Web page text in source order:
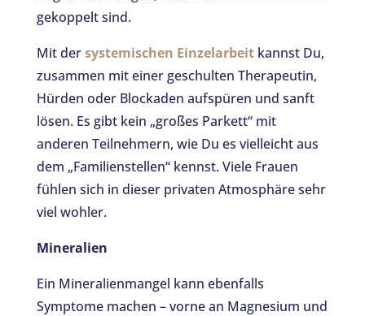
gekoppelt sind.
Mit dersystemischen Einzelarbeitkannst Du,
zusammen mit einer geschulten Therapeutin,
Hürden oder Blockaden aufspüren und sanft
lösen. Es gibt kein „großes Parkett“ mit
anderen Teilnehmern, wie Du es vielleicht aus
dem „Familienstellen“ kennst. Viele Frauen
fühlen sich in dieser privaten Atmosphäre sehr
viel wohler.
Mineralien
Ein Mineralienmangel kann ebenfalls
Symptome machen – vorne an Magnesium und